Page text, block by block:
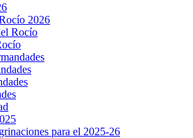
2026
Rocío
para el 2025-26